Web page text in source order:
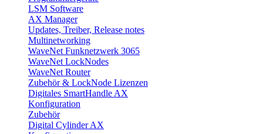
LSM Software
AX Manager
Updates, Treiber, Release notes
Multinetworking
WaveNet Funknetzwerk 3065
WaveNet LockNodes
WaveNet Router
Zubehör & LockNode Lizenzen
Digitales SmartHandle AX
Konfiguration
Zubehör
Digital Cylinder AX